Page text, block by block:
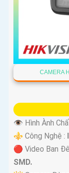
CAMERA
👁 Hình Ành
⚜️ Công Nghệ :
🔴 Video Ban
SMD.